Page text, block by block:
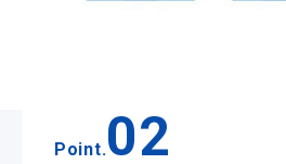
Point.02